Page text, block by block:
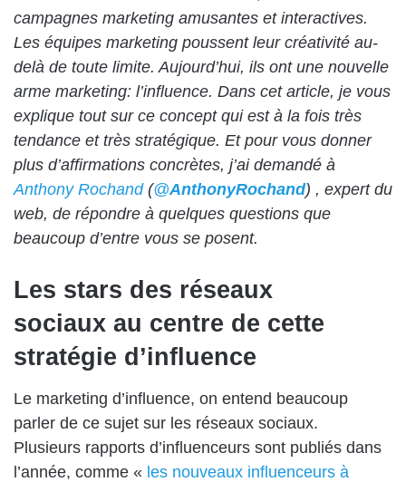
campagnes marketing amusantes et interactives.
Les équipes marketing poussent leur créativité au-
delà de toute limite. Aujourd’hui, ils ont une nouvelle
arme marketing: l’influence. Dans cet article, je vous
explique tout sur ce concept qui est à la fois très
tendance et très stratégique. Et pour vous donner
plus d’affirmations concrètes, j’ai demandé à
Anthony Rochand(@AnthonyRochand) , expert du
web, de répondre à quelques questions que
beaucoup d’entre vous se posent.
Les stars des réseaux
sociaux au centre de cette
stratégie d’influence
Le marketing d’influence, on entend beaucoup
parler de ce sujet sur les réseaux sociaux.
Plusieurs rapports d’influenceurs sont publiés dans
l’année, comme « les nouveaux influenceurs à